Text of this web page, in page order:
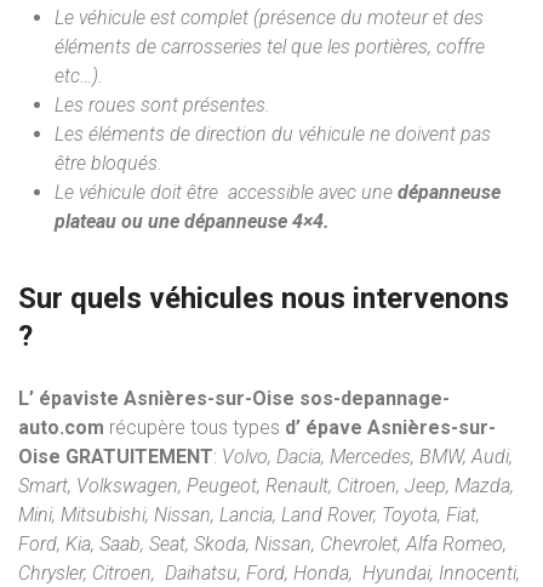
Le véhicule est complet (présence du moteur et des
éléments de carrosseries tel que les portières, coffre
etc…).
Les roues sont présentes.
Les éléments de direction du véhicule ne doivent pas
être bloqués.
Le véhicule doit être accessible avec une dépanneuse
plateau ou une dépanneuse 4×4.
Sur quels véhicules nous intervenons
?
L’ épaviste Asnières-sur-Oise sos-depannage-
auto.com récupère tous types d’ épave Asnières-sur-
Oise GRATUITEMENT: Volvo, Dacia, Mercedes, BMW, Audi,
Smart, Volkswagen, Peugeot, Renault, Citroen, Jeep, Mazda,
Mini, Mitsubishi, Nissan, Lancia, Land Rover, Toyota, Fiat,
Ford, Kia, Saab, Seat, Skoda, Nissan, Chevrolet, Alfa Romeo,
Chrysler, Citroen, Daihatsu, Ford, Honda, Hyundai, Innocenti,